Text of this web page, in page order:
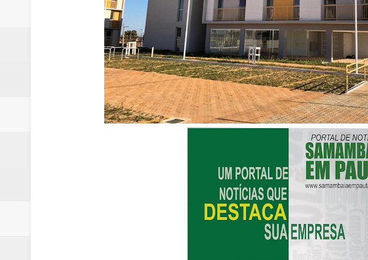
Laboratório de Vertentes Psy promove formação gratuita
PMDF resgata aves silvestres e autua cinco pessoas por
Claudeci Luart oficializará candidatura à CLDF na sede da
TJDFT promoverá Dia da Inclusão Digital em Samambaia
Ex-funcionário é preso após furtar chocolates e ameaçar
Hamilton Tatu confirma pré-candidatura à CLDF por
Denúncia de erro médico no Hospital de Samambaia
Rodas de carros são furtadas em estacionamento do
Campanha para Transplante do Padre Lucas de